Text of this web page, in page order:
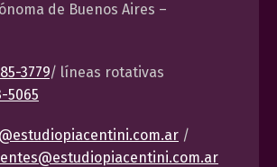
de Buenos Aires –
3779/ líneas rotativas
5065
/